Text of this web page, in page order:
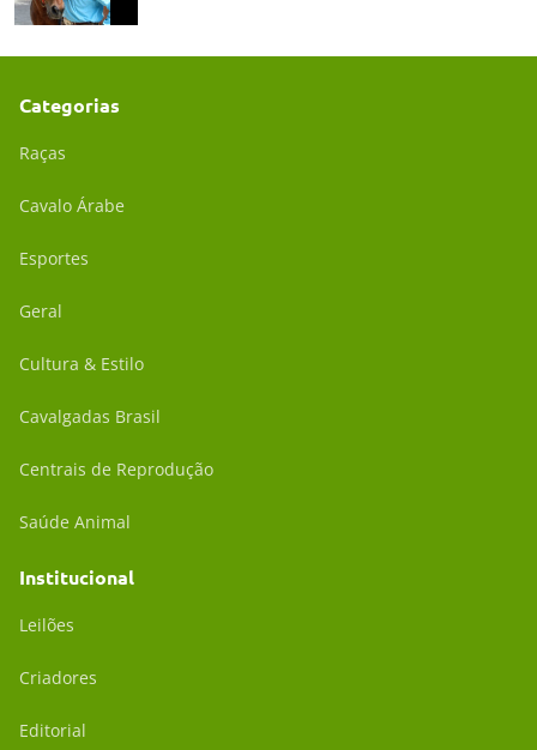
Categorias
Raças
Cavalo Árabe
Esportes
Geral
Cultura & Estilo
Cavalgadas Brasil
Centrais de Reprodução
Saúde Animal
Institucional
Leilões
Criadores
Editorial